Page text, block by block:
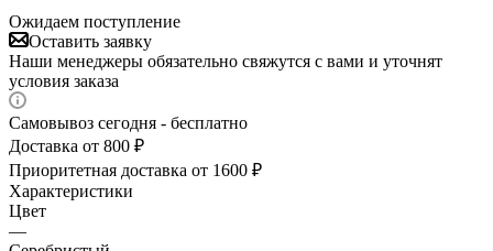
Ожидаем поступление
Оставить заявку
Наши менеджеры обязательно свяжутся с вами и уточнят
условия заказа
Самовывоз сегодня - бесплатно
Доставка от 800 ₽
Приоритетная доставка от 1600 ₽
Характеристики
Цвет
—